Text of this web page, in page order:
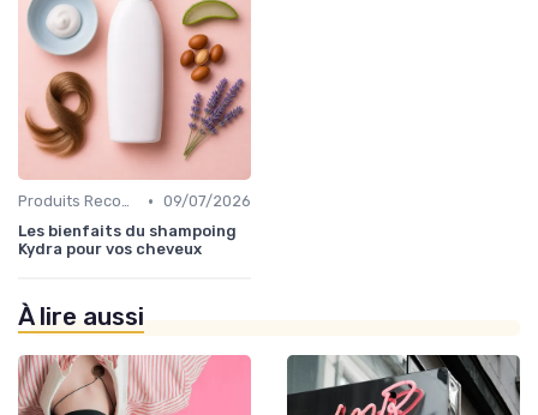
Produits Recommandés • 09/07/2026
Les bienfaits du shampoing
Kydra pour vos cheveux
À lire aussi